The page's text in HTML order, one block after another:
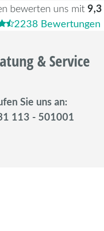
bewerten uns mit9,3
2238 Bewertungen
& Service
Sie uns an:
113 - 501001